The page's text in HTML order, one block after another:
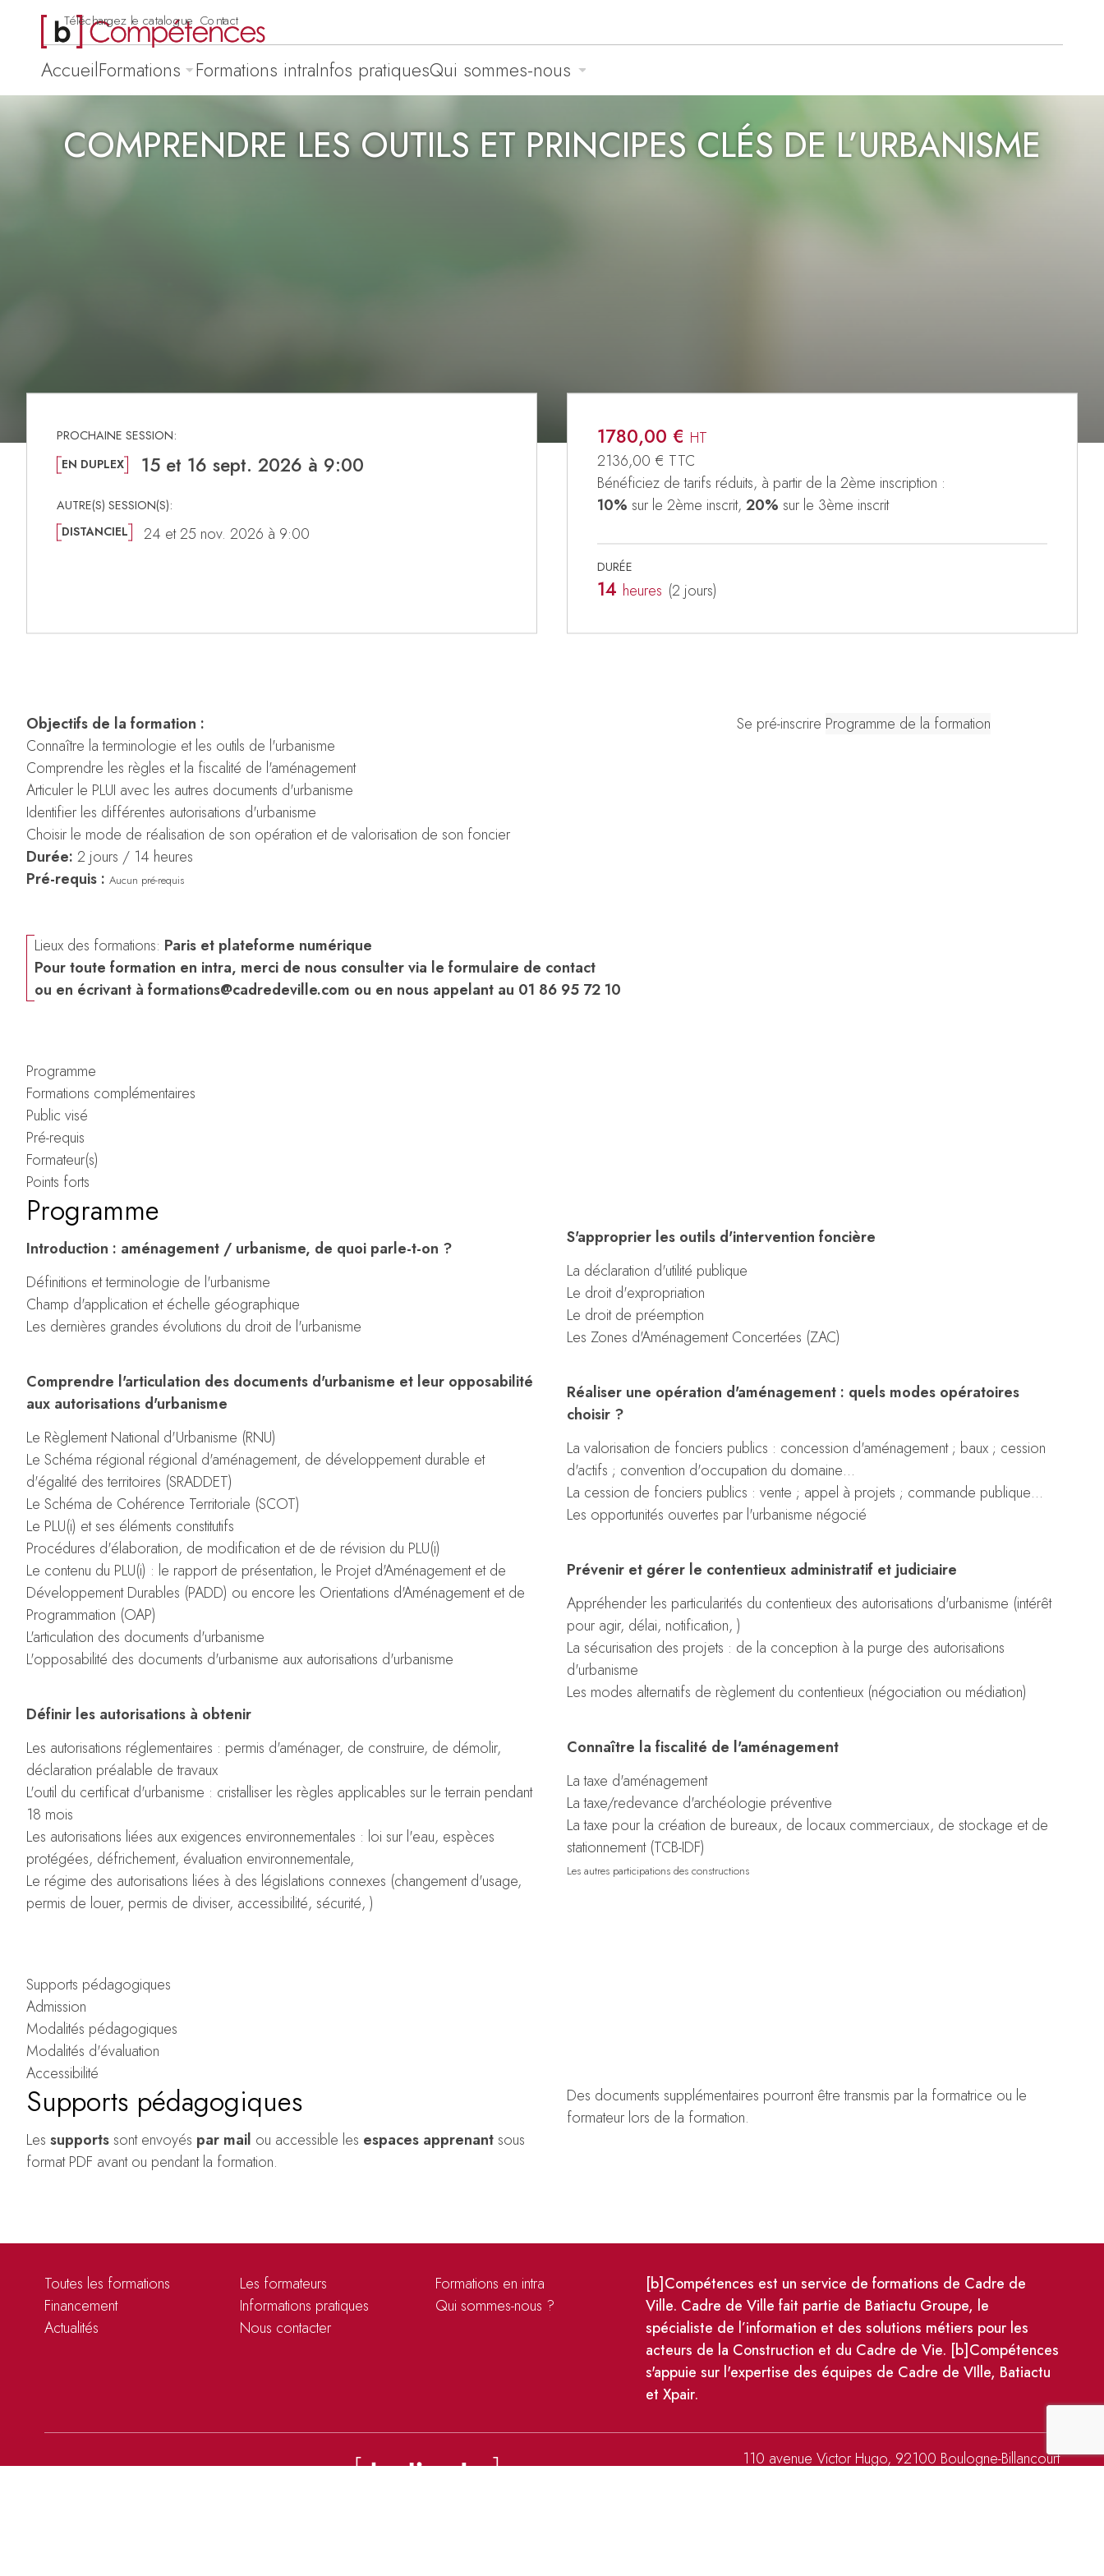
Téléchargez le catalogue Contact
AccueilFormations Formations intraInfos pratiquesQui sommes-nous
COMPRENDRE LES OUTILS ET PRINCIPES CLÉS DE L’URBANISME
EN DUPLEX 15 et 16 sept. 2026 à 9:00
DISTANCIEL 24 et 25 nov. 2026 à 9:00
1780,00 € HT
2136,00 € TTC
Bénéficiez de tarifs réduits, à partir de la 2ème inscription :
10% sur le 2ème inscrit, 20% sur le 3ème inscrit
DURÉE
14 heures (2 jours)
Objectifs de la formation :
Connaître la terminologie et les outils de l'urbanisme
Comprendre les règles et la fiscalité de l'aménagement
Articuler le PLUI avec les autres documents d'urbanisme
Identifier les différentes autorisations d'urbanisme
Choisir le mode de réalisation de son opération et de valorisation de son foncier
Durée: 2 jours / 14 heures
Pré-requis : Aucun pré-requis
Se pré-inscrire Programme de la formation
Lieux des formations: Paris et plateforme numérique
Pour toute formation en intra, merci de nous consulter via le formulaire de contact
ou en écrivant à formations@cadredeville.com ou en nous appelant au 01 86 95 72 10
Programme
Formations complémentaires
Public visé
Pré-requis
Formateur(s)
Points forts
Programme
Introduction : aménagement / urbanisme, de quoi parle-t-on ?
Définitions et terminologie de l'urbanisme
Champ d'application et échelle géographique
Les dernières grandes évolutions du droit de l'urbanisme
Comprendre l'articulation des documents d'urbanisme et leur opposabilité
aux autorisations d'urbanisme
Le Règlement National d'Urbanisme (RNU)
Le Schéma régional régional d'aménagement, de développement durable et
d'égalité des territoires (SRADDET)
Le Schéma de Cohérence Territoriale (SCOT)
Le PLU(i) et ses éléments constitutifs
Procédures d'élaboration, de modification et de de révision du PLU(i)
Le contenu du PLU(i) : le rapport de présentation, le Projet d'Aménagement et de
Développement Durables (PADD) ou encore les Orientations d'Aménagement et de
Programmation (OAP)
L'articulation des documents d'urbanisme
L'opposabilité des documents d'urbanisme aux autorisations d'urbanisme
Définir les autorisations à obtenir
Les autorisations réglementaires : permis d'aménager, de construire, de démolir,
déclaration préalable de travaux
L'outil du certificat d'urbanisme : cristalliser les règles applicables sur le terrain pendant
18 mois
Les autorisations liées aux exigences environnementales : loi sur l'eau, espèces
protégées, défrichement, évaluation environnementale,
Le régime des autorisations liées à des législations connexes (changement d'usage,
permis de louer, permis de diviser, accessibilité, sécurité, )
S'approprier les outils d'intervention foncière
La déclaration d'utilité publique
Le droit d'expropriation
Le droit de préemption
Les Zones d'Aménagement Concertées (ZAC)
Réaliser une opération d'aménagement : quels modes opératoires
choisir ?
La valorisation de fonciers publics : concession d'aménagement ; baux ; cession
d'actifs ; convention d'occupation du domaine…
La cession de fonciers publics : vente ; appel à projets ; commande publique…
Les opportunités ouvertes par l'urbanisme négocié
Prévenir et gérer le contentieux administratif et judiciaire
Appréhender les particularités du contentieux des autorisations d'urbanisme (intérêt
pour agir, délai, notification, )
La sécurisation des projets : de la conception à la purge des autorisations
d'urbanisme
Les modes alternatifs de règlement du contentieux (négociation ou médiation)
Connaître la fiscalité de l'aménagement
La taxe d'aménagement
La taxe/redevance d'archéologie préventive
La taxe pour la création de bureaux, de locaux commerciaux, de stockage et de
stationnement (TCB-IDF)
Les autres participations des constructions
Supports pédagogiques
Admission
Modalités pédagogiques
Modalités d'évaluation
Accessibilité
Supports pédagogiques
Les supports sont envoyés par mail ou accessible les espaces apprenant sous
format PDF avant ou pendant la formation.
Des documents supplémentaires pourront être transmis par la formatrice ou le
formateur lors de la formation.
Toutes les formations Les formateurs
Formations en intra
Financement
Informations pratiques
Qui sommes-nous ?
Actualités
Nous contacter
[b]Compétences est un service de formations de Cadre de
Ville. Cadre de Ville fait partie de Batiactu Groupe, le
spécialiste de l’information et des solutions métiers pour les
acteurs de la Construction et du Cadre de Vie. [b]Compétences
s'appuie sur l'expertise des équipes de Cadre de VIlle, Batiactu
et Xpair.
110 avenue Victor Hugo, 92100 Boulogne-Billancourt